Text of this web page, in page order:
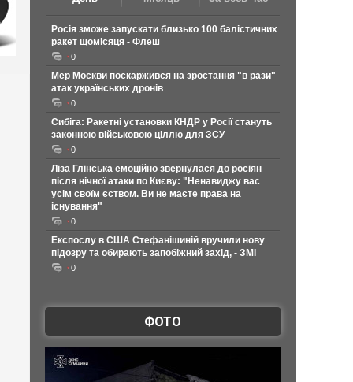
Росія зможе запускати близько 100 балістичних
ракет щомісяця - Флеш
0
Мер Москви поскаржився на зростання "в рази"
атак українських дронів
0
Сибіга: Ракетні установки КНДР у Росії стануть
законною військовою ціллю для ЗСУ
0
Ліза Глінська емоційно звернулася до росіян
після нічної атаки по Києву: "Ненавиджу вас
усім своїм єством. Ви не маєте права на
існування"
0
Експослу в США Стефанішиній вручили нову
підозру та обирають запобіжний захід, - ЗМІ
0
ФОТО